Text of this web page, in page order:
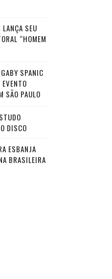
SEU
“HOMEM
SPANIC
SÃO PAULO
DISCO
ESBANJA
BRASILEIRA